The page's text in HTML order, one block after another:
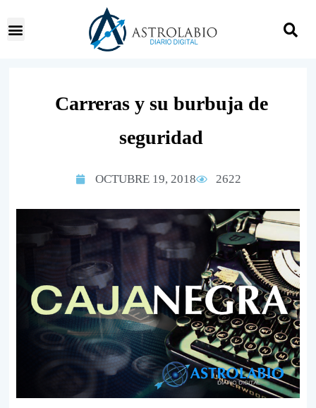
Carreras y su burbuja de
seguridad
OCTUBRE 19, 2018 2622